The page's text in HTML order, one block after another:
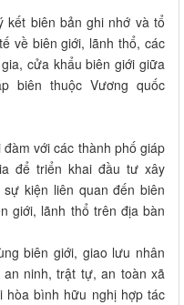
kết biên bản ghi nhớ và tổ
về biên giới, lãnh thổ, các
cửa khẩu biên giới giữa
biên thuộc Vương quốc
với các thành phố giáp
để triển khai đầu tư xây
kiện liên quan đến biên
giới, lãnh thổ trên địa bàn
biên giới, giao lưu nhân
ninh, trật tự, an toàn xã
hòa bình hữu nghị hợp tác